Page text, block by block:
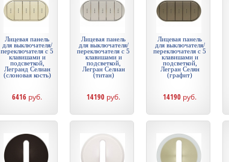
Лицевая панель
для выключателя/
переключателя с 5
клавишами и
подсветкой,
Легранд Селиан
(слоновая кость)
6416 руб.
Лицевая панель
для выключателя/
переключателя с 5
клавишами и
подсветкой,
Легран Селиан
(титан)
14190 руб.
Лицевая панель
для выключателя/
переключателя с 5
клавишами и
подсветкой,
Легран Селян
(графит)
14190 руб.